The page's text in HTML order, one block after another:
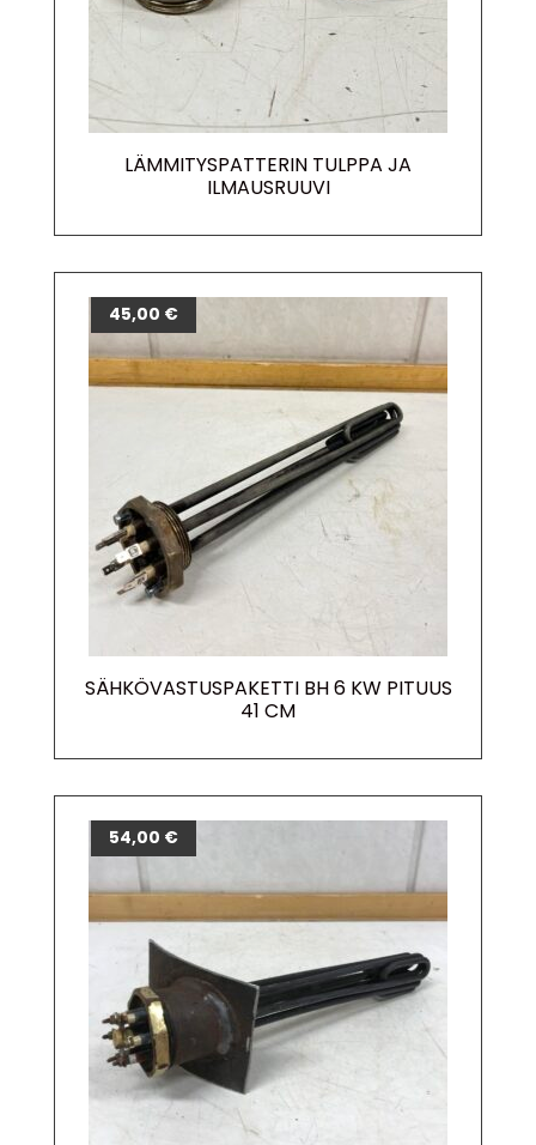
LÄMMITYSPATTERIN TULPPA JA
ILMAUSRUUVI
SÄHKÖVASTUSPAKETTI BH 6 KW PITUUS
41 CM
45,00 €
54,00 €